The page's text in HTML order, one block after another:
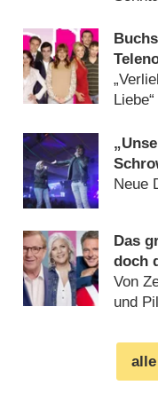
Neue
Das
doch
mit
Von
und